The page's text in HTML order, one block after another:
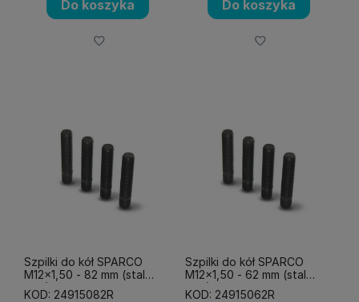
Do koszyka Do koszyka
Szpilki do kół SPARCO
M12x1,50 - 82 mm (stal
12,9)
KOD: 24915082R
Szpilki do kół SPARCO
M12x1,50 - 62 mm (stal
12,9)
KOD: 24915062R